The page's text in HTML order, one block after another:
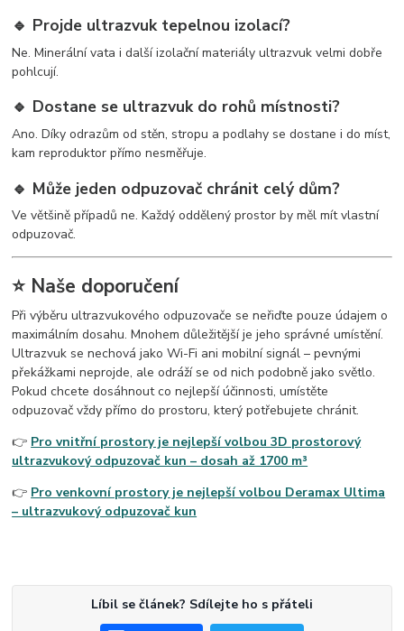
🔹 Projde ultrazvuk tepelnou izolací?
Ne. Minerální vata i další izolační materiály ultrazvuk velmi dobře
pohlcují.
🔹 Dostane se ultrazvuk do rohů místnosti?
Ano. Díky odrazům od stěn, stropu a podlahy se dostane i do míst,
kam reproduktor přímo nesměřuje.
🔹 Může jeden odpuzovač chránit celý dům?
Ve většině případů ne. Každý oddělený prostor by měl mít vlastní
odpuzovač.
⭐ Naše doporučení
Při výběru ultrazvukového odpuzovače se neřiďte pouze údajem o
maximálním dosahu. Mnohem důležitější je jeho správné umístění.
Ultrazvuk se nechová jako Wi-Fi ani mobilní signál – pevnými
překážkami neprojde, ale odráží se od nich podobně jako světlo.
Pokud chcete dosáhnout co nejlepší účinnosti, umístěte
odpuzovač vždy přímo do prostoru, který potřebujete chránit.
👉 Pro vnitřní prostory je nejlepší volbou 3D prostorový
ultrazvukový odpuzovač kun – dosah až 1700 m³
👉 Pro venkovní prostory je nejlepší volbou Deramax Ultima
– ultrazvukový odpuzovač kun
Líbil se článek? Sdílejte ho s přáteli